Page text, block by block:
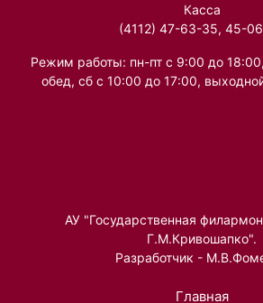
Касса
(4112) 47-63-35, 45-
Режим работы: пн-пт с 9:00 до
обед, сб с 10:00 до 17:00,
АУ "Государственная
Г.М.Кривошапко".
Разработчик -
Главная